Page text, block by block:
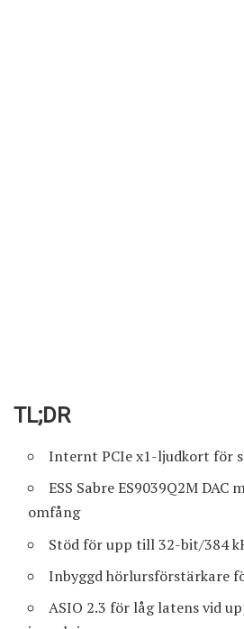
TL;DR
Internt PCIe x1-ljudkort för
ESS Sabre ES9039Q2M DAC
omfång
Stöd för upp till 32-bit/384
Inbyggd hörlursförstärkare
ASIO 2.3 för låg latens vid